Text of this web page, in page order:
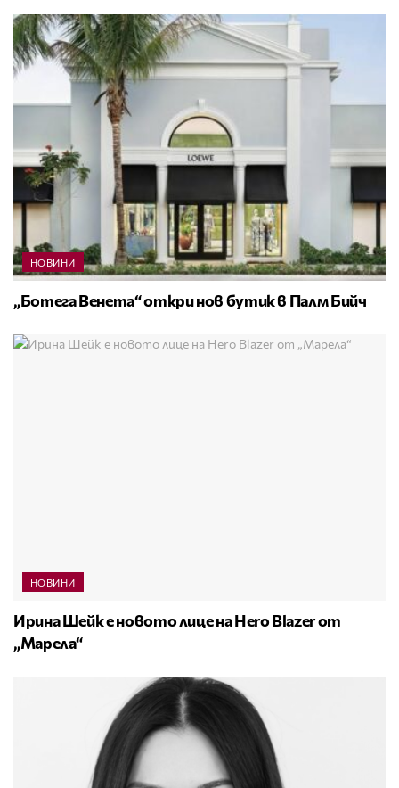
НОВИНИ
„Ботега Венета“ откри нов бутик в Палм Бийч
НОВИНИ
Ирина Шейк е новото лице на Hero Blazer от
„Марела“